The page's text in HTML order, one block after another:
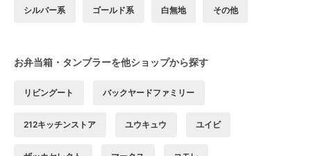
シルバー系 ゴールド系 白無地 その他
お弁当箱・タンブラーを他ショップから探す
リビングート バックヤードファミリー
212キッチンストア ユウキュウ ユイビ